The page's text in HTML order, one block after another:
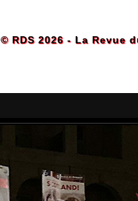
© RDS 2026 - La Revue